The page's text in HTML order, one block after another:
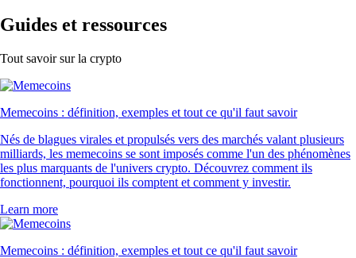
Guides et ressources
Tout savoir sur la crypto
Memecoins : définition, exemples et tout ce qu'il faut savoir
Nés de blagues virales et propulsés vers des marchés valant plusieurs
milliards, les memecoins se sont imposés comme l'un des phénomènes
les plus marquants de l'univers crypto. Découvrez comment ils
fonctionnent, pourquoi ils comptent et comment y investir.
Learn more
Memecoins : définition, exemples et tout ce qu'il faut savoir